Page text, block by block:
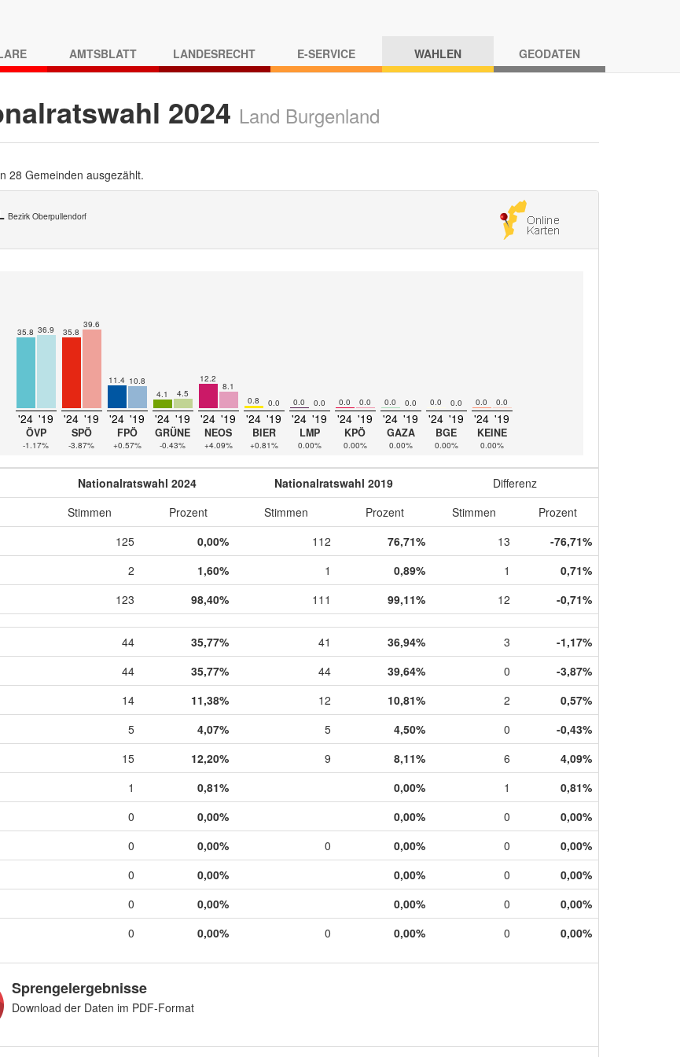
AMTSBLATT LANDESRECHT E-SERVICE WAHLEN GEODATEN
2024 Land Burgenland
28 Gemeinden ausgezählt.
Bezirk Oberpullendorf
35.8 36.9
'24 '19
ÖVP
-1.17%
35.8
39.6
'24 '19
SPÖ
-3.87%
11.4 10.8
'24 '19
FPÖ
+0.57%
4.1 4.5
'24 '19
GRÜNE
-0.43%
12.2
8.1
'24 '19
NEOS
+4.09%
0.8 0.0
'24 '19
BIER
+0.81%
0.0 0.0
'24 '19
LMP
0.00%
0.0 0.0
'24 '19
KPÖ
0.00%
0.0 0.0
'24 '19
GAZA
0.00%
0.0 0.0
'24 '19
BGE
0.00%
0.0 0.0
'24 '19
KEINE
0.00%
Nationalratswahl 2024 Nationalratswahl 2019
Differenz
Stimmen
Prozent Stimmen Prozent Stimmen
Prozent
125 0,00% 112 76,71% 13
-76,71%
2 1,60% 1 0,89% 1
0,71%
123 98,40% 111 99,11% 12 -0,71%
44 35,77% 41 36,94% 3
-1,17%
44 35,77% 44 39,64% 0
-3,87%
14 11,38% 12 10,81% 2
0,57%
5 4,07% 5 4,50% 0
-0,43%
15 12,20% 9 8,11% 6
4,09%
1 0,81% 0,00% 1
0,81%
0 0,00% 0,00% 0
0,00%
0 0,00% 0 0,00% 0
0,00%
0 0,00% 0,00% 0
0,00%
0 0,00% 0,00% 0
0,00%
0 0,00% 0 0,00% 0 0,00%
Sprengelergebnisse
Download der Daten im PDF-Format